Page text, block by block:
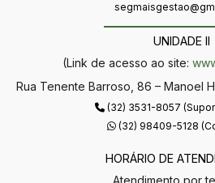
UNIDADE II
(Link de acesso ao site:
Rua Tenente Barroso, 86 – Manoel
(32) 3531-8057
(32) 98409-5128
HORÁRIO DE
Atendimento por